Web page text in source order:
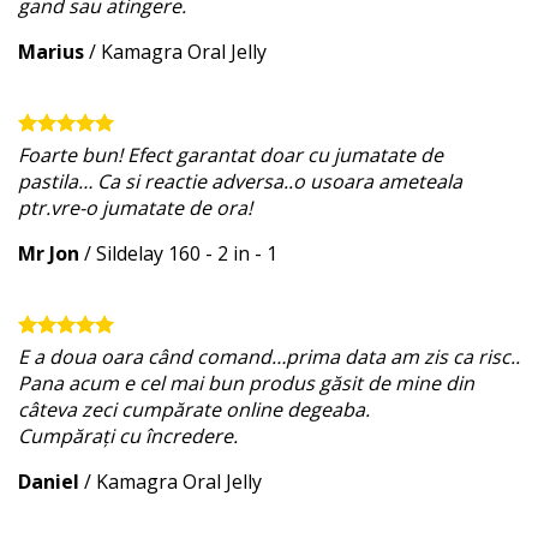
gand sau atingere.
Marius/ Kamagra Oral Jelly
Foarte bun! Efect garantat doar cu jumatate de
pastila… Ca si reactie adversa..o usoara ameteala
ptr.vre-o jumatate de ora!
Mr Jon /Sildelay 160 - 2 in - 1
E a doua oara când comand…prima data am zis ca risc..
Pana acum e cel mai bun produs găsit de mine din
câteva zeci cumpărate online degeaba.
Cumpărați cu încredere.
Daniel / Kamagra Oral Jelly